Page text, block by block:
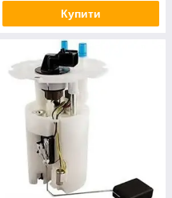
Купити